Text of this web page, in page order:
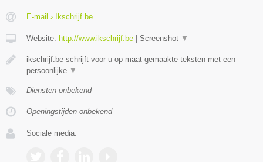
E-mail › Ikschrijf.be
Website: http://www.ikschrijf.be | Screenshot ▼
ikschrijf.be schrijft voor u op maat gemaakte teksten met een
persoonlijke ▼
Diensten onbekend
Openingstijden onbekend
Sociale media: